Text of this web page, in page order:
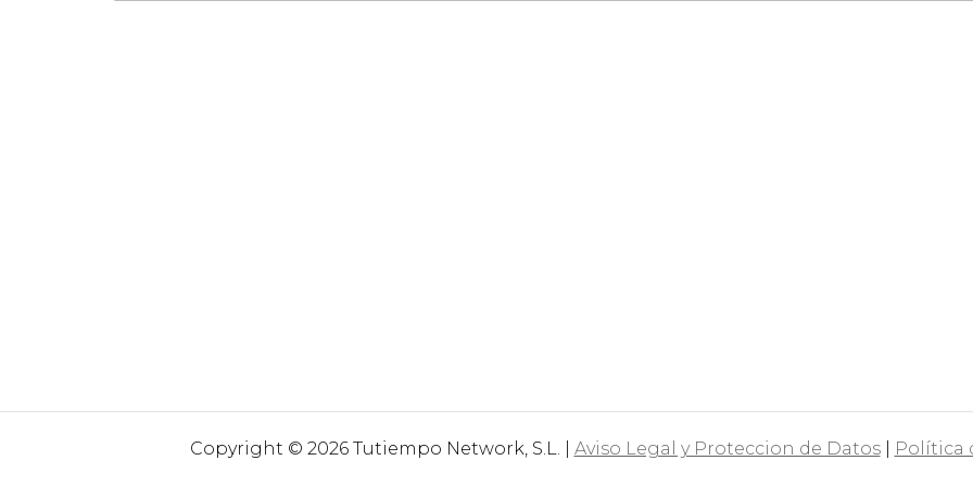
Copyright © 2026 Tutiempo Network, S.L. | Aviso Legal y Proteccion de Datos| Política